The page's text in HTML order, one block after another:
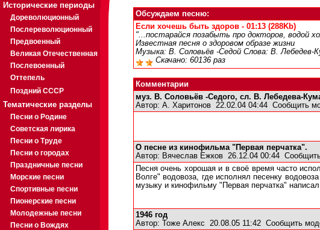
Исторические периоды
Дореволюционный
Послереволюционный
Предвоенный
Великая Отечественная
Послевоенный
Оттепель
Поздний СССР
Тематические разделы
Песни о Родине
Советская лирика
Песни о Труде
Песни о городах
Праздничные песни
Морские песни
Спортивные песни
Пионерские песни
Молодежные песни
Песни о Вождях
Обсуждаем песню:
Если хочешь быть здоров - 01:13 (288Kb)
"...постарайся позабыть про докторов, водой
Известная песня о здоровом образе жизни
Музыка: В. Соловьёв -Седой Слова: В. Лебедев-
Скачано: 60136 раз
Комментарии
муз. В. Соловьёв -Седого, сл. В. Лебедева-
Автор: А. Харитонов 22.02.04 04:44 Сообщить
О песне из кинофильма "Первая перчатка".
Автор: Вячеслав Ежков 26.12.04 00:44
Песня очень хорошая и в своё время часто
Волге" водовоза, где исполнял песенку
музыку и кинофильму "Первая перчатка"
1946 год
Автор:
Тоже Алекс 20.08.05 11:42 Сообщить